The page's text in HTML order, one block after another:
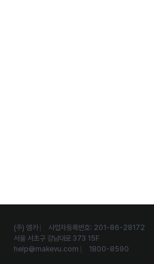
(주) 엠카 ⎸ 사업자등록번호: 201-86-28172
서울 서초구 강남대로 373 15F
help@makevu.com ⎸ 1800-8590